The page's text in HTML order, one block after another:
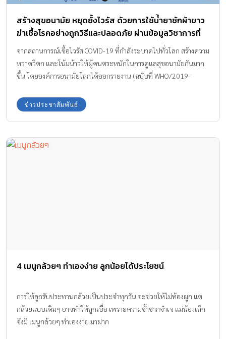
สร้างสุขอนามัย หยุดยั้งไวรัส ด้วยการใช้น้ำยาซักผ้าขาว
ฆ่าเชื้อโรคอย่างถูกวิธีและปลอดภัย ผ่านข้อมูลวิชาการที่
เข้าใจง่าย ทำตามได้จริง
จากสถานการณ์เชื้อไวรัส COVID-19 ที่กำลังระบาดไปทั่วโลก สร้างความ
หวาดวิตก และโน้มน้าวให้ผู้คนตระหนักในการดูแลสุขอนามัยกันมาก
ขึ้น โดยองค์การอนามัยโลกได้ออกรายงาน (ฉบับที่ WHO/2019-
ช่วงเวลาที่ไวรัสกำลังแพร่ระบาด ข้อความส่วนหนึ่งระบุว่า …It is
important to ensure that environmental cleaning and
correctly. Thoroughly cleaning environmental surfaces with
water and detergent and applying commonly used hospital
ข่าวประชาสัมพันธ์
4 เมนูกล้วยๆ ทำเองง่าย ลูกน้อยได้ประโยชน์
การให้ลูกรับประทานกล้วยเป็นประจำทุกวัน จะช่วยให้ไม่ท้องผูก แต่
กล้วยแบบเดิมๆ อาจทำให้ลูกเบื่อ เพราะความซ้ำซากจำเจ แม่น้องเล็ก
จึงมี เมนูกล้วยๆ ทำเองง่าย มาฝาก